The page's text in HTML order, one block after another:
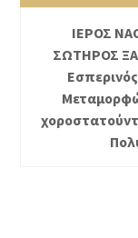
ΙΕΡΟΣ
ΣΩΤΗΡΟΣ